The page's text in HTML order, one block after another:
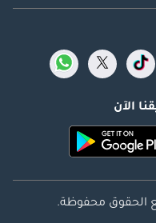
الآن